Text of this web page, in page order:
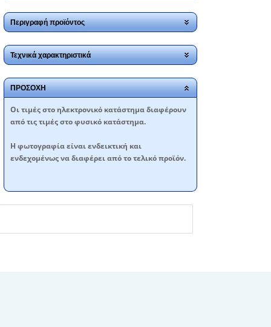
Περιγραφή προϊόντος
Τεχνικά χαρακτηριστικά
ΠΡΟΣΟΧΗ
Oι τιμές στο ηλεκτρονικό κατάστημα διαφέρουν
από τις τιμές στο φυσικό κατάστημα.
Η φωτογραφία είναι ενδεικτική και
ενδεχομένως να διαφέρει από το τελικό προϊόν.